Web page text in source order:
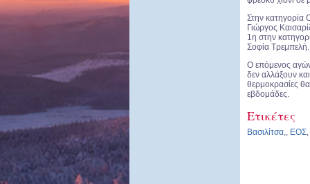
Στην κατηγορία
Γιώργος
1η στην
Σοφία Τρεμπελή.
Ο επόμενος
δεν αλλάξουν
θερμοκρασίες
εβδομάδες.
Ετικέτες
Βασιλίτσα,, ΕΟΣ,